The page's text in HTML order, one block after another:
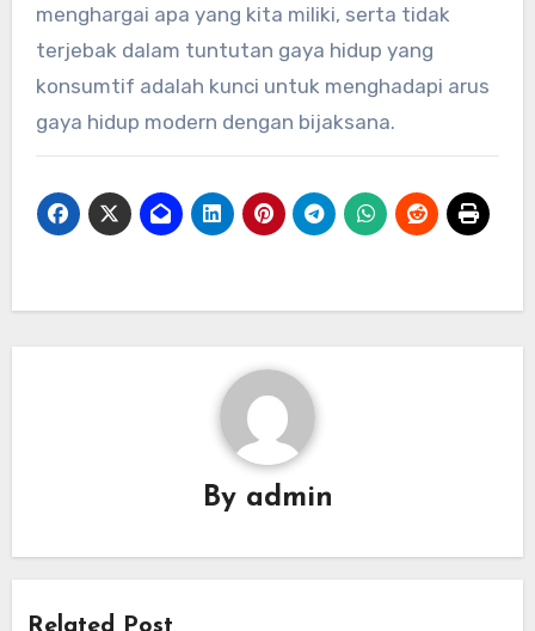
menghargai apa yang kita miliki, serta tidak
terjebak dalam tuntutan gaya hidup yang
konsumtif adalah kunci untuk menghadapi arus
gaya hidup modern dengan bijaksana.
By admin
Related Post